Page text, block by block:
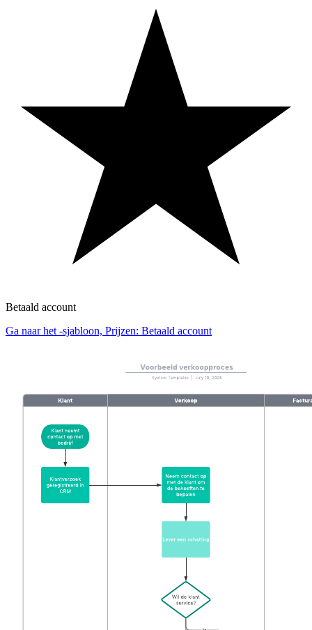
Betaald account
Ga naar het -sjabloon, Prijzen: Betaald account